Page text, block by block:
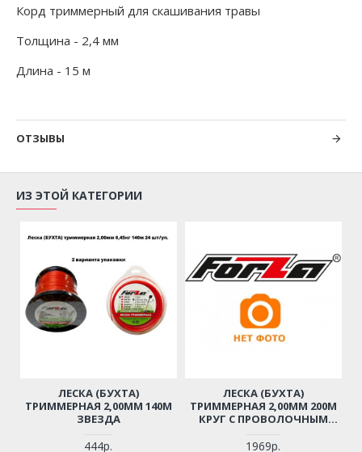
Корд триммерный для скашивания травы
Толщина - 2,4 мм
Длина - 15 м
ОТЗЫВЫ
ИЗ ЭТОЙ КАТЕГОРИИ
ЛЕСКА (БУХТА)
ТРИММЕРНАЯ 2,00ММ 140М
ЗВЕЗДА
444р.
ЛЕСКА (БУХТА)
ТРИММЕРНАЯ 2,00ММ 200М
КРУГ С ПРОВОЛОЧНЫМ
1969р.